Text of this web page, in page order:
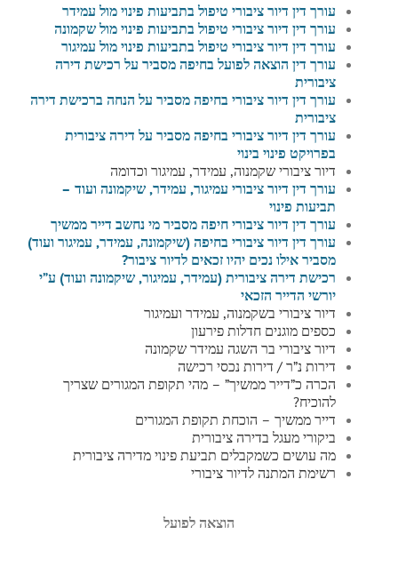
עורך דין דיור ציבורי טיפול בתביעות פינוי מול עמידר
עורך דין דיור ציבורי טיפול בתביעות פינוי מול שקמונה
עורך דין דיור ציבורי טיפול בתביעות פינוי מול עמיגור
עורך דין הוצאה לפועל בחיפה מסביר על רכישת דירה
ציבורית
עורך דין דיור ציבורי בחיפה מסביר על הנחה ברכישת דירה
ציבורית
עורך דין דיור ציבורי בחיפה מסביר על דירה ציבורית
בפרויקט פינוי בינוי
דיור ציבורי שקמנוה, עמידר, עמיגור וכדומה
עורך דין דיור ציבורי עמיגור, עמידר, שיקמונה ועוד –
תביעות פינוי
עורך דין דיור ציבורי חיפה מסביר מי נחשב דייר ממשיך
עורך דין דיור ציבורי בחיפה (שיקמונה, עמידר, עמיגור ועוד)
מסביר אילו נכים יהיו זכאים לדיור ציבור?
רכישת דירה ציבורית (עמידר, עמיגור, שיקמונה ועוד) ע”י
יורשי הדייר הזכאי
דיור ציבורי בשקמנוה, עמידר ועמיגור
כספים מוגנים חדלות פירעון
דיור ציבורי בר השגה עמידר שקמונה
דירות נ”ר / דירות נכסי רכישה
הכרה כ”דייר ממשיך” – מהי תקופת המגורים שצריך
להוכיח?
דייר ממשיך – הוכחת תקופת המגורים
ביקורי מעגל בדירה ציבורית
מה עושים כשמקבלים תביעת פינוי מדירה ציבורית
רשימת המתנה לדיור ציבורי
הוצאה לפועל